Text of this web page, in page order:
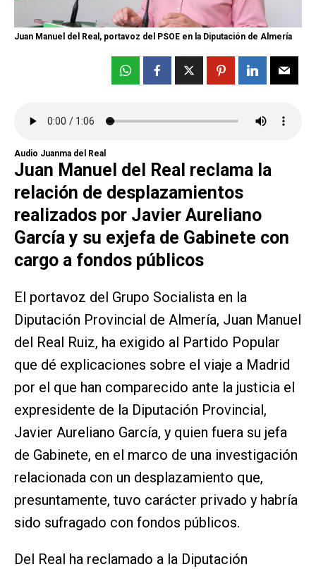
Juan Manuel del Real, portavoz del PSOE en la Diputación de Almería
Audio Juanma del Real
Juan Manuel del Real reclama la
relación de desplazamientos
realizados por Javier Aureliano
García y su exjefa de Gabinete con
cargo a fondos públicos
El portavoz del Grupo Socialista en la
Diputación Provincial de Almería, Juan Manuel
del Real Ruiz, ha exigido al Partido Popular
que dé explicaciones sobre el viaje a Madrid
por el que han comparecido ante la justicia el
expresidente de la Diputación Provincial,
Javier Aureliano García, y quien fuera su jefa
de Gabinete, en el marco de una investigación
relacionada con un desplazamiento que,
presuntamente, tuvo carácter privado y habría
sido sufragado con fondos públicos.
Del Real ha reclamado a la Diputación